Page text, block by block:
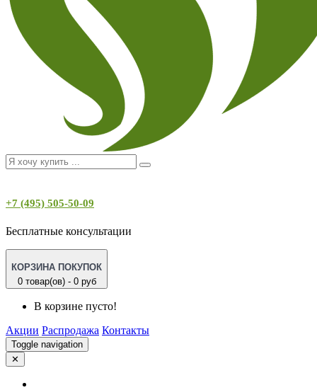
+7 (495) 505-50-09
Бесплатные консультации
КОРЗИНА ПОКУПОК
0 товар(ов) - 0 руб
В корзине пусто!
Акции Распродажа Контакты
Toggle navigation
✕